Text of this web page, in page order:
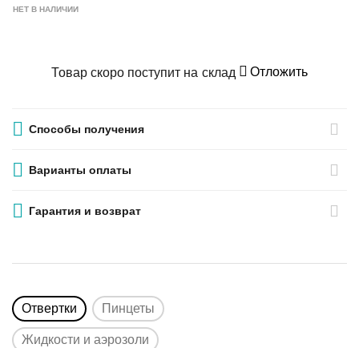
НЕТ В НАЛИЧИИ
Товар скоро поступит на склад Отложить
Способы получения
Варианты оплаты
Гарантия и возврат
Отвертки Пинцеты
Жидкости и аэрозоли